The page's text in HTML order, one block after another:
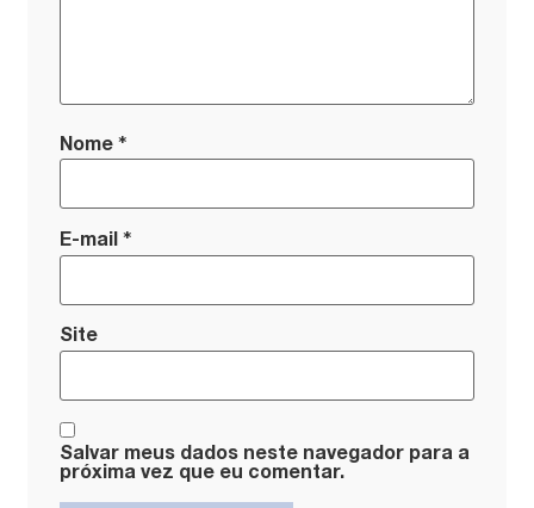
Nome*
E-mail*
Site
Salvar meus dados neste navegador para a
próxima vez que eu comentar.